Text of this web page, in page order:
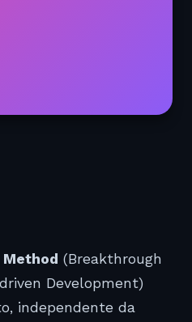
Method (Breakthrough
Development)
independente da